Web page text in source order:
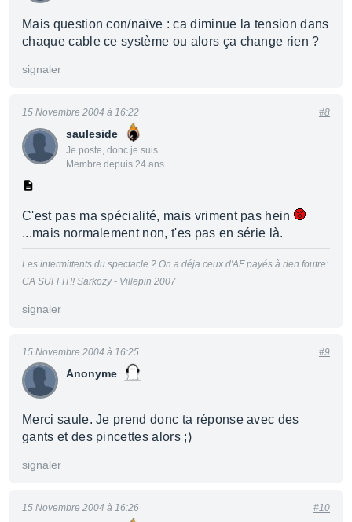
Mais question con/naïve : ca diminue la tension dans
chaque cable ce système ou alors ça change rien ?
signaler
sauleside
Je poste, donc je suis
Membre depuis 24 ans
15 Novembre 2004 à 16:22 #8
C'est pas ma spécialité, mais vriment pas hein
...mais normalement non, t'es pas en série là.
Les intermittents du spectacle ? On a déja ceux d'AF payés à rien foutre:
CA SUFFIT!! Sarkozy - Villepin 2007
signaler
Anonyme
15 Novembre 2004 à 16:25 #9
Merci saule. Je prend donc ta réponse avec des
gants et des pincettes alors ;)
signaler
15 Novembre 2004 à 16:26 #10